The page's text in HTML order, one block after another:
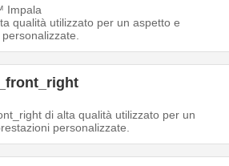
Impala
qualità utilizzato per un aspetto e
di alta qualità utilizzato per un
personalizzate.